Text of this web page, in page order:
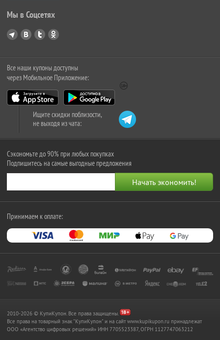
Мы в Соцсетях
Все наши купоны доступны
через Мобильное Приложение:
Ищите скидки поблизости,
не выходя из чата:
Сэкономьте до 90% при любых покупках
Подпишитесь на самые выгодные предложения
Принимаем к оплате:
2010-2026 © КупиКупон. Все права защищены.
Все права на товарный знак "КупиКупон" и на сайт www.kupikupon.ru принадлежат
OOO «Агентство цифровых решений» ИНН 7705523387, ОГРН 1127747063212